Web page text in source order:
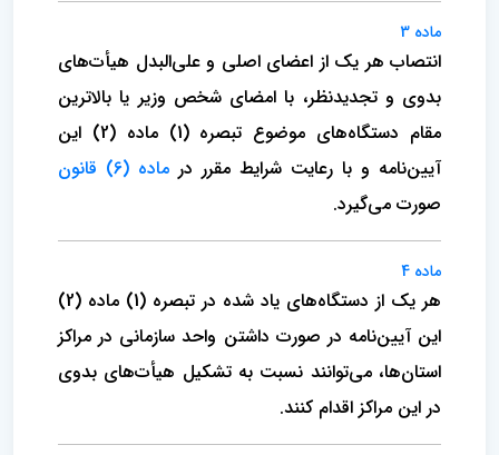
ماده 3
انتصاب هر یک از اعضای اصلی و علی‌البدل هیأت‌های
بدوی و تجدیدنظر، با امضای شخص وزیر یا بالاترین
مقام دستگاه‌های موضوع تبصره (1) ماده (2) این
آیین‌نامه و با رعایت شرایط مقرر در ماده (6) قانون
صورت می‌گیرد.
ماده 4
هر یک از دستگاه‌های یاد شده در تبصره (1) ماده (2)
این آیین‌نامه در صورت داشتن واحد سازمانی در مراکز
استان‌ها، می‌توانند نسبت به تشکیل هیأت‌های بدوی
در این مراکز اقدام کنند.